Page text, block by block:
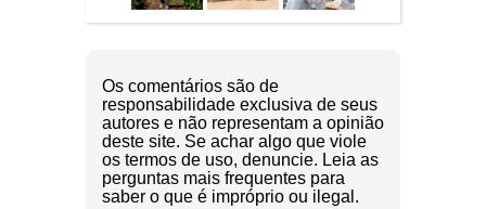
Os comentários são de
responsabilidade exclusiva de seus
autores e não representam a opinião
deste site. Se achar algo que viole
os termos de uso, denuncie. Leia as
perguntas mais frequentes para
saber o que é impróprio ou ilegal.